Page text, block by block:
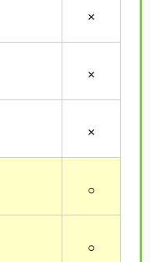
×
×
×
○
○